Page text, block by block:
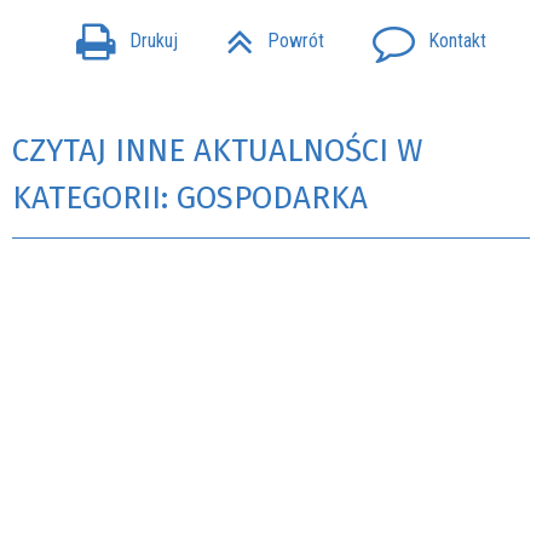
Drukuj Powrót Kontakt
CZYTAJ INNE AKTUALNOŚCI W
KATEGORII: GOSPODARKA